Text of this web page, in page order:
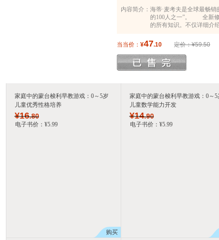
衰，蝉联美国亚马逊书店
被改编为同名电影，于
是《海蒂育儿大百科（
内容简介： 海蒂·麦考夫是全球最畅
的100人之一”。 全新修
的所有知识。不仅详细介
蹒跚学步，开始咿咿呀呀
如何让宝宝学会独立，建
宝宝成长中的头三年，
健康的宝宝是父母们必须
孩子作为独立的个人去尊
当当价： ¥47.10 定价：¥59.50
家庭中的蒙台梭利早教游戏：0～5岁
儿童优秀性格培养
¥16.80
电子书价： ¥5.99
购买
家庭中的蒙台梭利早教游戏：0～5
儿童数学能力开发
¥14.90
电子书价： ¥5.99